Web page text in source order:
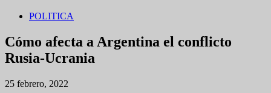
POLITICA
Cómo afecta a Argentina el conflicto
Rusia-Ucrania
25 febrero, 2022